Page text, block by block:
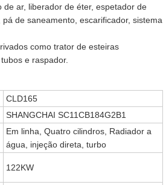
de ar, liberador de éter, espetador de
de saneamento, escarificador, sistema
como trator de esteiras
e raspador.
CLD165
SHANGCHAI SC11CB184G2B1
Em linha, Quatro cilindros, Radiador a
água, injeção direta, turbo
122KW